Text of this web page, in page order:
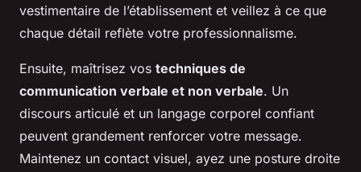
vestimentaire de l’établissement et veillez à ce que
chaque détail reflète votre professionnalisme.
Ensuite, maîtrisez vos techniques de
communication verbale et non verbale. Un
discours articulé et un langage corporel confiant
peuvent grandement renforcer votre message.
Maintenez un contact visuel, ayez une posture droite